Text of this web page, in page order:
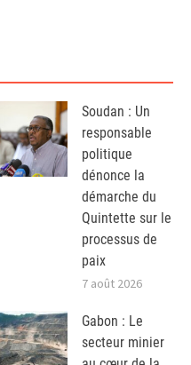
Soudan : Un
responsable
politique
dénonce la
démarche du
Quintette sur le
processus de
paix
7 août 2026
Gabon : Le
secteur minier